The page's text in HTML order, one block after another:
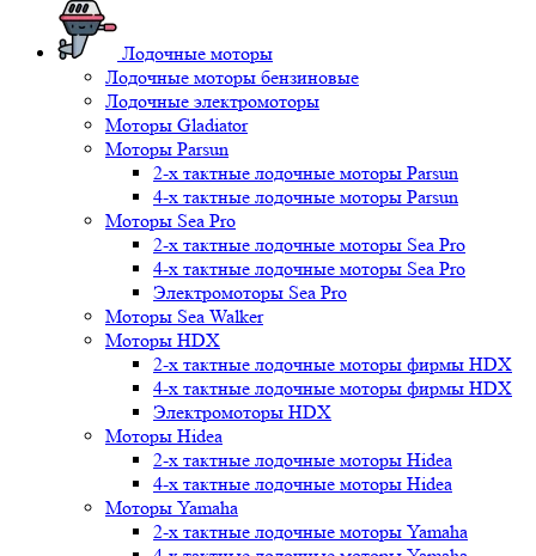
Лодочные моторы
Лодочные моторы бензиновые
Лодочные электромоторы
Моторы Gladiator
Моторы Parsun
2-х тактные лодочные моторы Parsun
4-х тактные лодочные моторы Parsun
Моторы Sea Pro
2-х тактные лодочные моторы Sea Pro
4-х тактные лодочные моторы Sea Pro
Электромоторы Sea Pro
Моторы Sea Walker
Моторы HDX
2-х тактные лодочные моторы фирмы HDX
4-х тактные лодочные моторы фирмы HDX
Электромоторы HDX
Моторы Hidea
2-х тактные лодочные моторы Hidea
4-х тактные лодочные моторы Hidea
Моторы Yamaha
2-х тактные лодочные моторы Yamaha